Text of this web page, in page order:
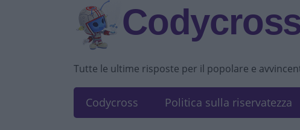
Tutte le ultime risposte per il popolare e
Codycross Politica sulla riservatezza